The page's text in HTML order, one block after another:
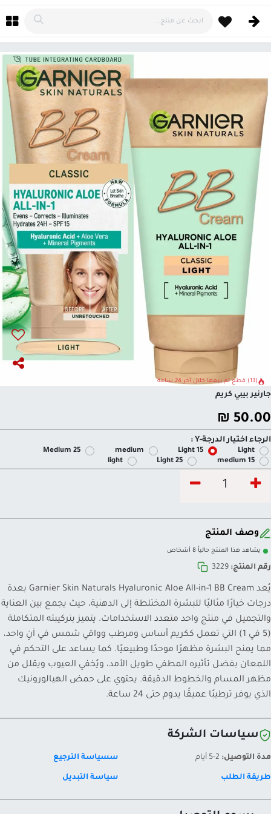
(13) قطع تم بيعها خلال آخر 24 ساعة
جارنير بيبي كريم
50.00
₪
الرجاء اختيار الدرجة-Y :
Light
Light 15
medium
Medium 25
medium 15
Light 25
light
وصف المنتج
يشاهد هذا المنتج حالياً 8 أشخاص
رقم المنتج: 3229
يُعد Garnier Skin Naturals Hyaluronic Aloe All-in-1 BB Cream بعدة
درجات خيارًا مثاليًا للبشرة المختلطة إلى الدهنية، حيث يجمع بين العناية
والتجميل في منتج واحد متعدد الاستخدامات. يتميز بتركيبته المتكاملة
(5 في 1) التي تعمل ككريم أساس ومرطب وواقي شمس في آنٍ واحد،
مما يمنح البشرة مظهرًا موحدًا وطبيعيًا. كما يساعد على التحكم في
اللمعان بفضل تأثيره المطفي طويل الأمد، ويُخفي العيوب ويقلل من
مظهر المسام والخطوط الدقيقة. يحتوي على حمض الهيالورونيك
الذي يوفر ترطيبًا عميقًا يدوم حتى 24 ساعة.
سياسات الشركة
مدة التوصيل: سسياسة الترجيع
طريقة الطلب سياسة التبديل